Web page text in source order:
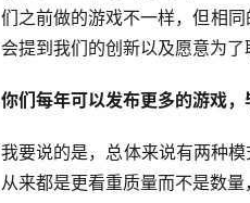
们之前做的游戏不一样，但相
会提到我们的创新以及愿意为了
你们每年可以发布更多的游戏，
我要说的是，总体来说有两种
从来都是更看重质量而不是数